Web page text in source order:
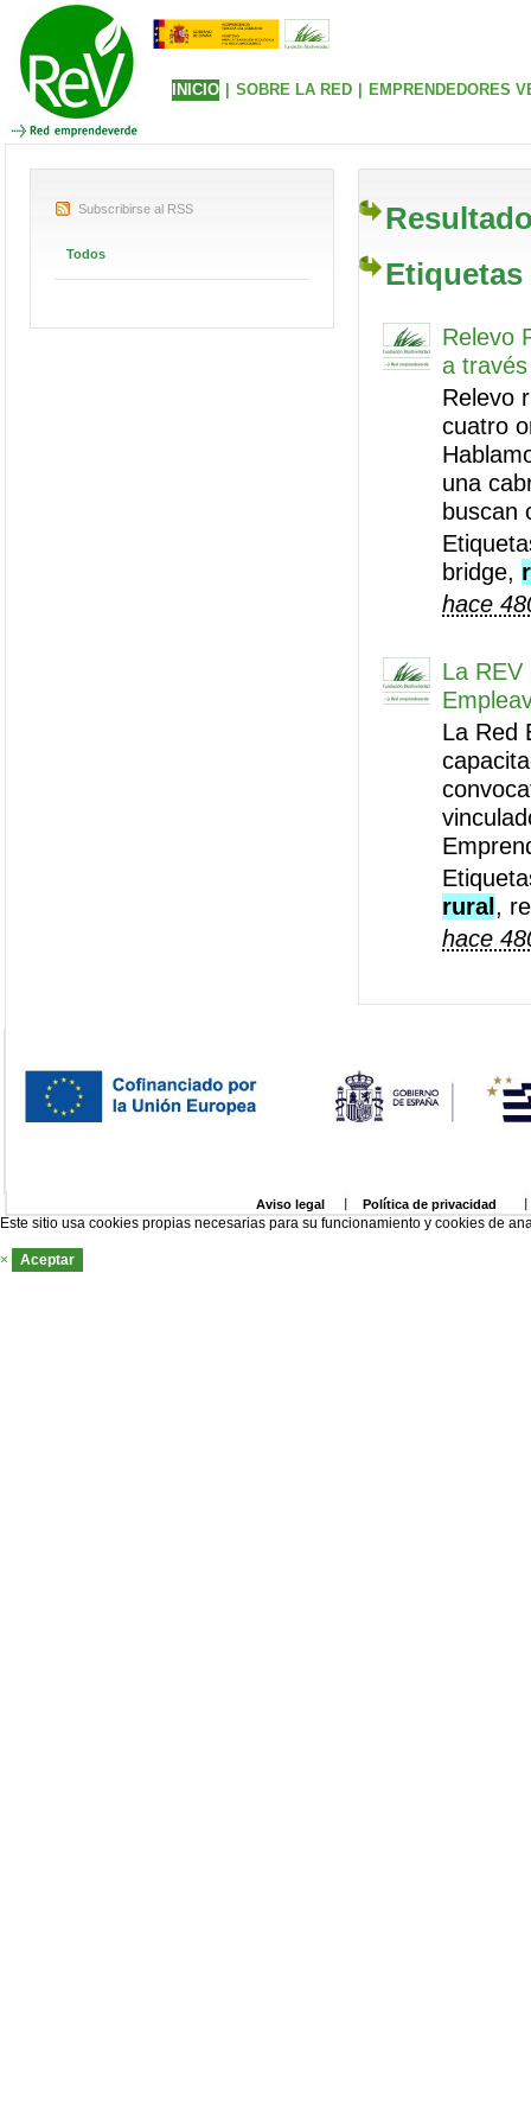
INICIO SOBRE LA RED EMPRENDEDORES
Subscribirse al RSS
Todos
Etiquetas
Relevo
a
Relevo
cuatro
una
buscan
bridge,
hace
La REV
La Red
rural ,
hace
Aviso legal Política de privacidad
Este sitio usa cookies propias necesarias para su funcionamiento y cookies de
× Aceptar